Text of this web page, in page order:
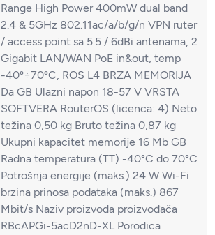
Range High Power 400mW dual band
2.4 & 5GHz 802.11ac/a/b/g/n VPN ruter
/ access point sa 5.5 / 6dBi antenama, 2
Gigabit LAN/WAN PoE in&out, temp
-40º÷70ºC, ROS L4 BRZA MEMORIJA
Da GB Ulazni napon 18-57 V VRSTA
SOFTVERA RouterOS (licenca: 4) Neto
težina 0,50 kg Bruto težina 0,87 kg
Ukupni kapacitet memorije 16 Mb GB
Radna temperatura (TT) -40°C do 70°C
Potrošnja energije (maks.) 24 W Wi-Fi
brzina prinosa podataka (maks.) 867
Mbit/s Naziv proizvoda proizvođača
RBcAPGi-5acD2nD-XL Porodica